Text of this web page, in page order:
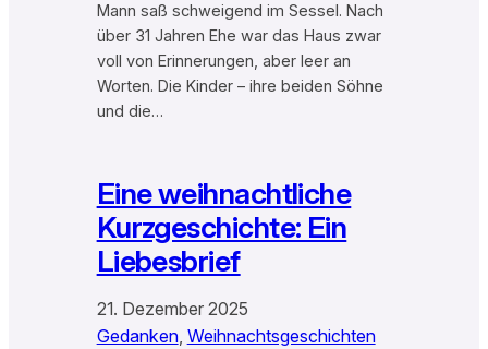
Mann saß schweigend im Sessel. Nach
über 31 Jahren Ehe war das Haus zwar
voll von Erinnerungen, aber leer an
Worten. Die Kinder – ihre beiden Söhne
und die…
Eine weihnachtliche
Kurzgeschichte: Ein
Liebesbrief
21. Dezember 2025
Gedanken, Weihnachtsgeschichten